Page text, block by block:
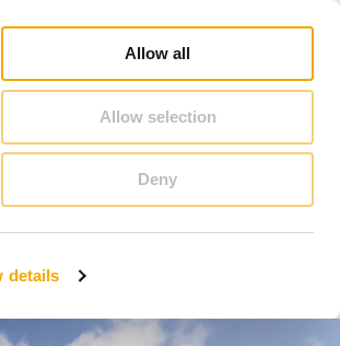
details
Allow all
Allow selection
Deny